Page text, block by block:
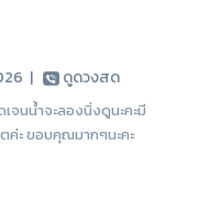
| ดูดวงสด
จนน้ำจะลองนิ่งดูนะคะมี
ค่ะ ขอบคุณมากๆนะคะ